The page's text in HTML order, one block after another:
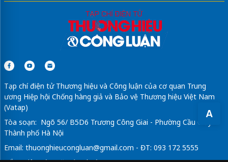
A
Tạp chí điện tử Thương hiệu và Công luận của cơ quan Trung
ương Hiệp hội Chống hàng giả và Bảo vệ Thương hiệu Việt Nam
(Vatap)
Tòa soạn: Ngõ 56/ B5D6 Trương Công Giai - Phường Cầu Giấy -
Thành phố Hà Nội
Email: thuonghieucongluan@gmail.com - ĐT: 093 172 5555